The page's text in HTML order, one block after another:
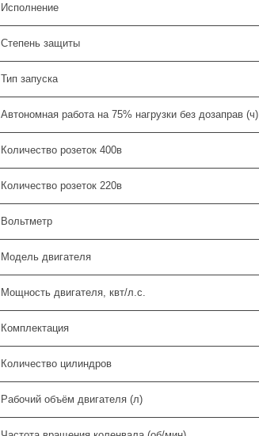
Исполнение
Степень защиты
Тип запуска
Автономная работа на 75% нагрузки без дозаправ (ч)
Количество розеток 400в
Количество розеток 220в
Вольтметр
Модель двигателя
Мощность двигателя, квт/л.с.
Комплектация
Количество цилиндров
Рабочий объём двигателя (л)